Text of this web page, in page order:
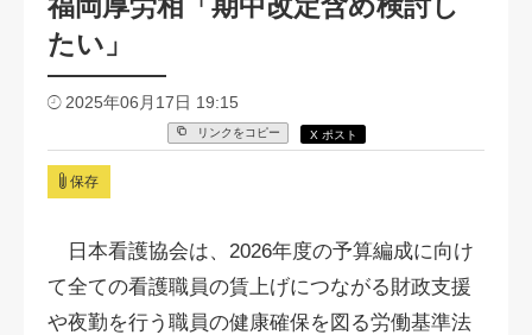
たい」
2025年06月17日 19:15
リンクをコピー X ポスト
保存
日本看護協会は、2026年度の予算編成に向け
て全ての看護職員の賃上げにつながる財政支援
や夜勤を行う職員の健康確保を図る労働基準法